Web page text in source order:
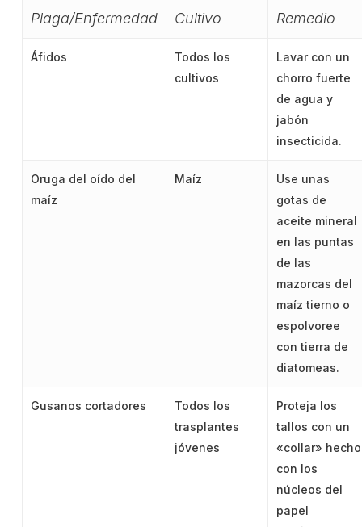
Plaga/Enfermedad Cultivo Remedio
Áfidos
Todos los
cultivos
Lavar con un
chorro fuerte
de agua y
jabón
insecticida.
Oruga del oído del
maíz
Maíz
Use unas
gotas de
aceite mineral
en las puntas
de las
mazorcas del
maíz tierno o
espolvoree
con tierra de
diatomeas.
Gusanos cortadores
Todos los
trasplantes
jóvenes
Proteja los
tallos con un
«collar» hecho
con los
núcleos del
papel